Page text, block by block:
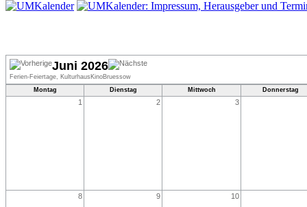
Juni 2026
Ferien-Feiertage, KulturhausKinoBruessow
Montag
Dienstag Mittwoch Donnerstag
1 2 3
8 9 10